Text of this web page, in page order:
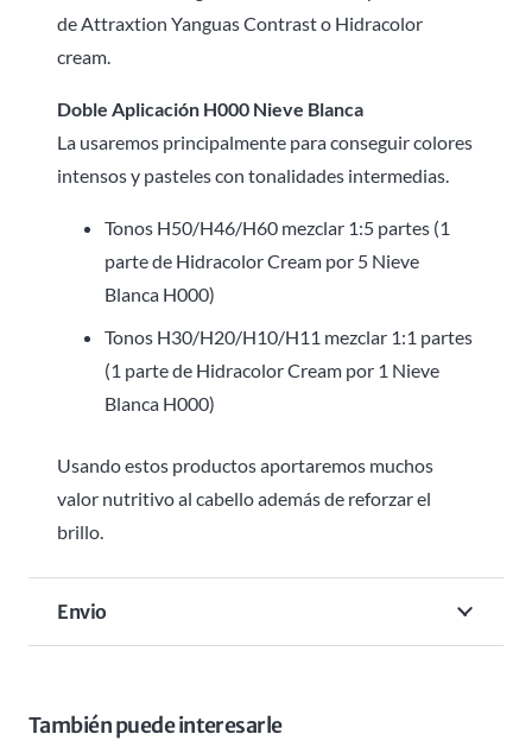
de Attraxtion Yanguas Contrast o Hidracolor
cream.
Doble Aplicación H000 Nieve Blanca
La usaremos principalmente para conseguir colores
intensos y pasteles con tonalidades intermedias.
Tonos H50/H46/H60 mezclar 1:5 partes (1
parte de Hidracolor Cream por 5 Nieve
Blanca H000)
Tonos H30/H20/H10/H11 mezclar 1:1 partes
(1 parte de Hidracolor Cream por 1 Nieve
Blanca H000)
Usando estos productos aportaremos muchos
valor nutritivo al cabello además de reforzar el
brillo.
Envio
También puede interesarle